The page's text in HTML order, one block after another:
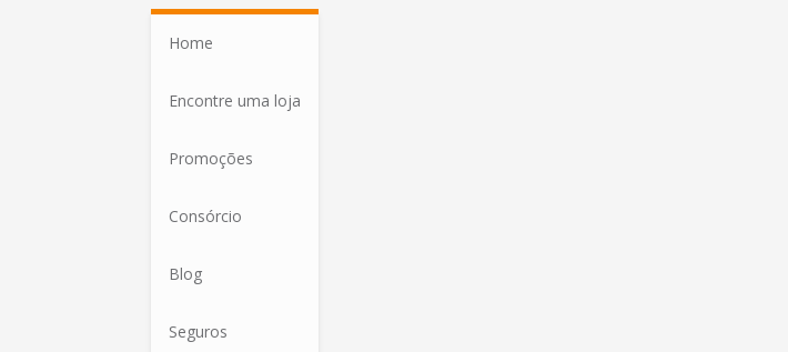
Home
Encontre uma loja
Promoções
Consórcio
Blog
Seguros